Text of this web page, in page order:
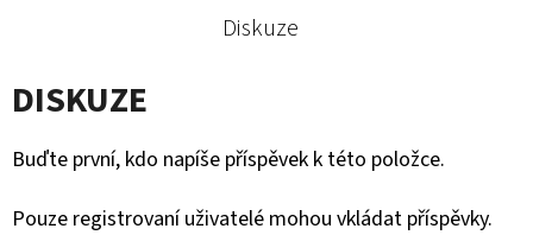
Diskuze
DISKUZE
Buďte první, kdo napíše příspěvek k této položce.
Pouze registrovaní uživatelé mohou vkládat příspěvky.